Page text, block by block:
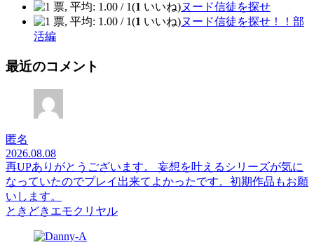
(1 いいね)ヌード信徒を探せ
(1 いいね)ヌード信徒を探せ！！部
活編
最近のコメント
匿名
2026.08.08
再UPありがとうございます。 妄想を叶えるシリーズが気に
なっていたのでプレイ出来てよかったです。初期作品もお願
いします。
ときどきエモクリヤル